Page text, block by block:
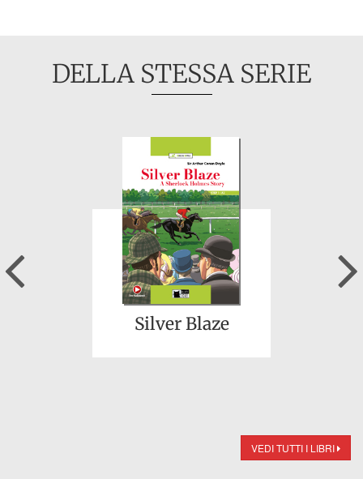
DELLA STESSA SERIE
Silver Blaze
Previous
VEDI TUTTI I LIBRI